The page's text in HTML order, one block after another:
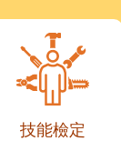
技能檢定